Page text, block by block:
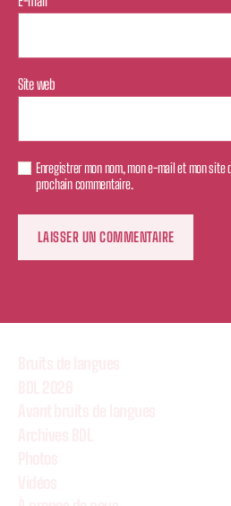
Site web
Enregistrer mon nom, mon e-mail et mon site
prochain commentaire.